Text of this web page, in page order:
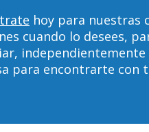
hoy para nuestras
cuando lo desees,
para encontrarte con